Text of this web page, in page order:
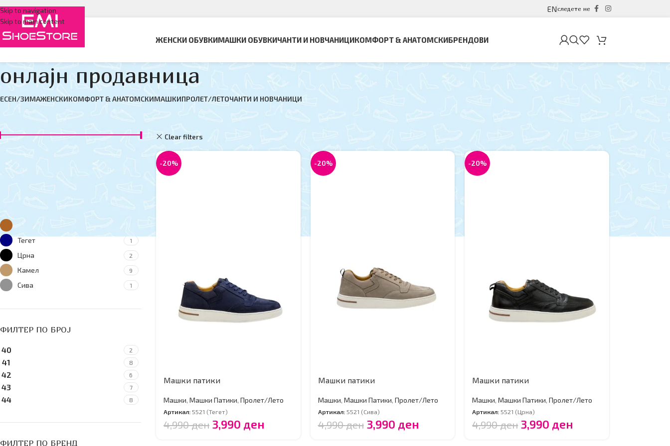
Skip to navigation
Skip to main content
ENследете не
ЖЕНСКИ ОБУВКИМАШКИ ОБУВКИЧАНТИ И НОВЧАНИЦИКОМФОРТ & АНАТОМСКИБРЕНДОВИ
онлајн продавница
ЕСЕН/ЗИМАЖЕНСКИКОМФОРТ & АНАТОМСКИМАШКИПРОЛЕТ/ЛЕТОЧАНТИ И НОВЧАНИЦИ
ФИЛТЕР ПО БОЈА
Тегет 1
Црна 2
Камел 9
Сива 1
ФИЛТЕР ПО БРОJ
40 2
41 8
42 6
43 7
44 8
ФИЛТЕР ПО БРЕНД
Clear filters
-20%
Машки патики
Машки, Машки Патики, Пролет/Лето
Артикал:5521 (Тегет)
4,990ден 3,990 ден
-20%
Машки патики
Машки, Машки Патики, Пролет/Лето
Артикал:5521 (Сива)
4,990ден 3,990 ден
-20%
Машки патики
Машки, Машки Патики, Пролет/Лето
Артикал:5521 (Црна)
4,990ден 3,990 ден